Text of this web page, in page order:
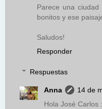
Parece una
bonitos y ese
Saludos!
Responder
Respuestas
Anna
14 de
Hola José Carlos